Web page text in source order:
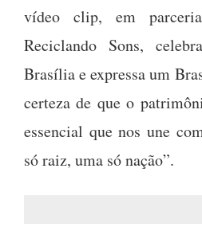
vídeo clip, em
Reciclando Sons,
Brasília e expressa um
certeza de que o
essencial que nos une
só raiz, uma só nação”.